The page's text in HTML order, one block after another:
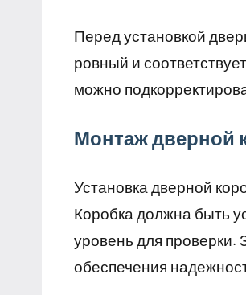
Перед установкой
ровный и
можно
Монтаж дверной
Установка дверной
Коробка должна быть
уровень для
обеспечения